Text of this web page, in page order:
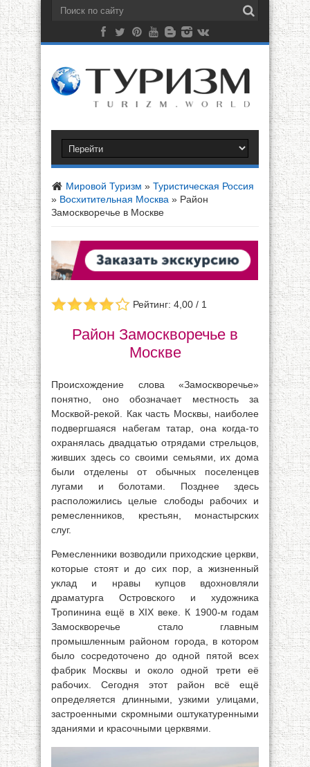
Мировой Туризм » Туристическая Россия
» Восхитительная Москва » Район
Замоскворечье в Москве
Рейтинг: 4,00 / 1
Район Замоскворечье в
Москве
Происхождение слова «Замоскворечье»
понятно, оно обозначает местность за
Москвой-рекой. Как часть Москвы, наиболее
подвергшаяся набегам татар, она когда-то
охранялась двадцатью отрядами стрельцов,
живших здесь со своими семьями, их дома
были отделены от обычных поселенцев
лугами и болотами. Позднее здесь
расположились целые слободы рабочих и
ремесленников, крестьян, монастырских
слуг.
Ремесленники возводили приходские церкви,
которые стоят и до сих пор, а жизненный
уклад и нравы купцов вдохновляли
драматурга Островского и художника
Тропинина ещё в XIX веке. К 1900-м годам
Замоскворечье стало главным
промышленным районом города, в котором
было сосредоточено до одной пятой всех
фабрик Москвы и около одной трети её
рабочих. Сегодня этот район всё ещё
определяется длинными, узкими улицами,
застроенными скромными оштукатуренными
зданиями и красочными церквями.